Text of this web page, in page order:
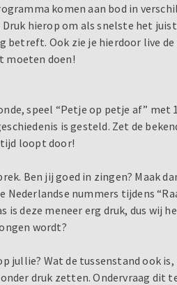
komen aan bod in
hierop om als snelste het
betreft. Ook zie je hierdoor live
moeten doen!
speel “Petje op petje af” met
is gesteld. Zet de
tijd loopt door!
Ben jij goed in zingen? Maak
Nederlandse nummers tijdens
deze meneer erg druk, dus wij
wordt?
Wat de tussenstand ook is,
druk zetten. Ondervraag dit